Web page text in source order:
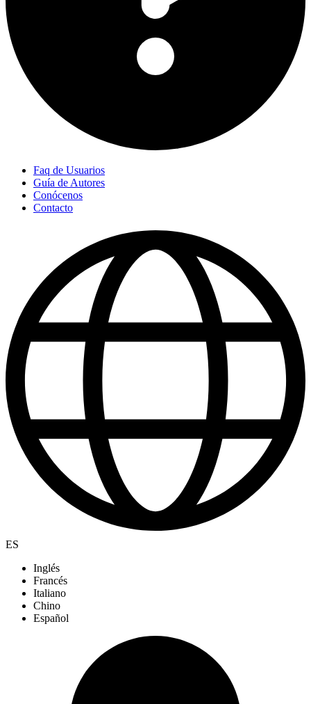
Faq de Usuarios
Guía de Autores
Conócenos
Contacto
ES
Inglés
Francés
Italiano
Chino
Español